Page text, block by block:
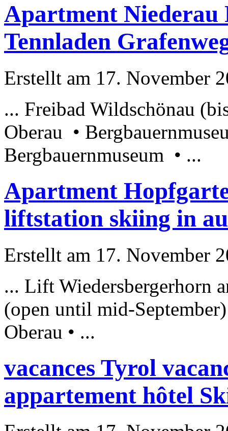
Apartment Niederau
Tennladen
Erstellt am 17. November
... Freibad Wildschönau
Oberau •
Bergbauernmuseum • ...
Apartment
liftstation skiing in
Erstellt am 17. November
... Lift Wiedersbergerhorn
(open until mid-
Oberau • ...
vacances Tyrol
appartement hôtel